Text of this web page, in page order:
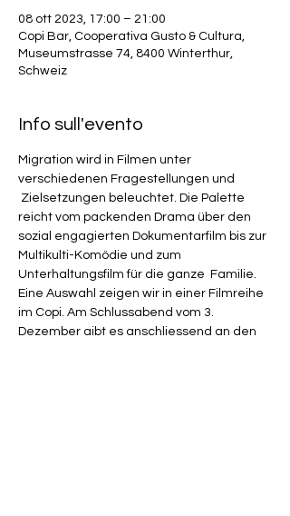
08 ott 2023, 17:00 – 21:00
Copi Bar, Cooperativa Gusto & Cultura,
Museumstrasse 74, 8400 Winterthur,
Schweiz
Info sull'evento
Migration wird in Filmen unter
verschiedenen Fragestellungen und
Zielsetzungen beleuchtet. Die Palette
reicht vom packenden Drama über den
sozial engagierten Dokumentarfilm bis zur
Multikulti-Komödie und zum
Unterhaltungsfilm für die ganze  Familie.
Eine Auswahl zeigen wir in einer Filmreihe
im Copi. Am Schlussabend vom 3.
Dezember gibt es anschliessend an den